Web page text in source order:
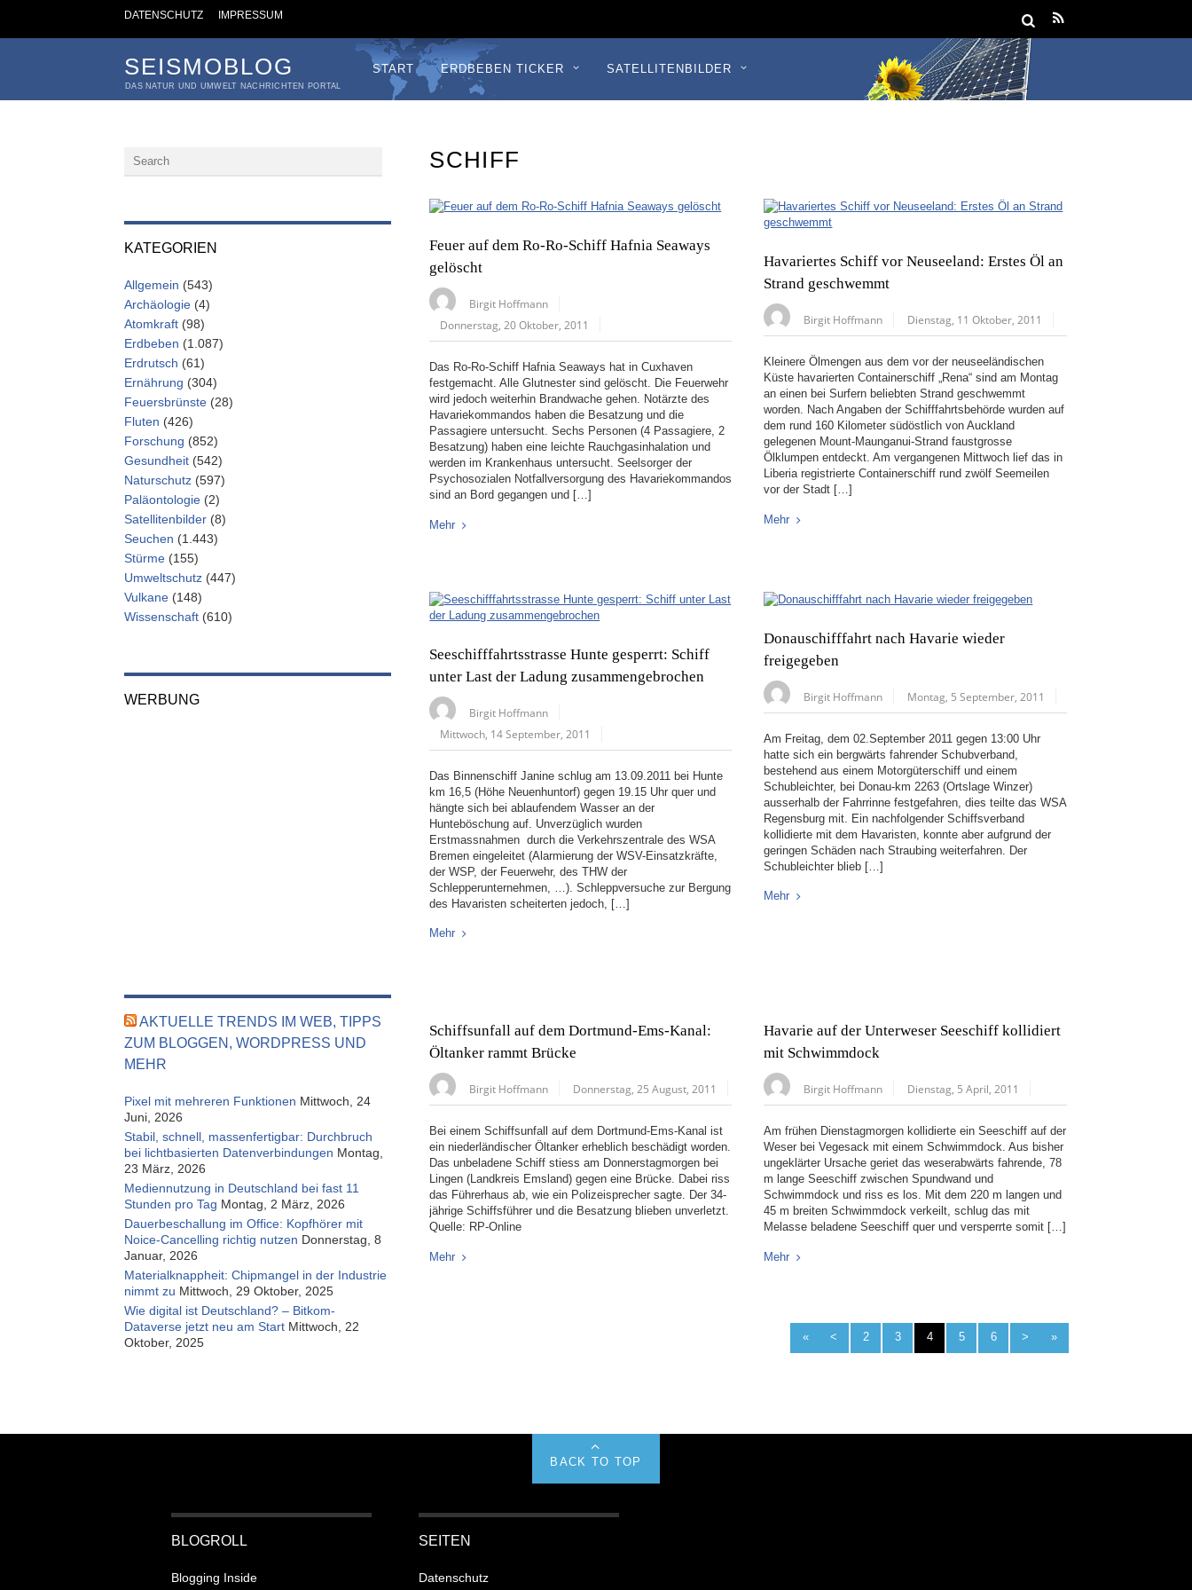
DATENSCHUTZ IMPRESSUM
SEISMOBLOG
DAS NATUR UND UMWELT NACHRICHTEN PORTAL
START ERDBEBEN TICKER SATELLITENBILDER
SCHIFF
Feuer auf dem Ro-Ro-Schiff Hafnia Seaways
gelöscht
Birgit Hoffmann
Donnerstag, 20 Oktober, 2011
Das Ro-Ro-Schiff Hafnia Seaways hat in Cuxhaven
festgemacht. Alle Glutnester sind gelöscht. Die Feuerwehr
wird jedoch weiterhin Brandwache gehen. Notärzte des
Havariekommandos haben die Besatzung und die
Passagiere untersucht. Sechs Personen (4 Passagiere, 2
Besatzung) haben eine leichte Rauchgasinhalation und
werden im Krankenhaus untersucht. Seelsorger der
Psychosozialen Notfallversorgung des Havariekommandos
sind an Bord gegangen und […]
Mehr
Havariertes Schiff vor Neuseeland: Erstes Öl an
Strand geschwemmt
Birgit Hoffmann Dienstag, 11 Oktober, 2011
Kleinere Ölmengen aus dem vor der neuseeländischen
Küste havarierten Containerschiff „Rena“ sind am Montag
an einen bei Surfern beliebten Strand geschwemmt
worden. Nach Angaben der Schifffahrtsbehörde wurden auf
dem rund 160 Kilometer südöstlich von Auckland
gelegenen Mount-Maunganui-Strand faustgrosse
Ölklumpen entdeckt. Am vergangenen Mittwoch lief das in
Liberia registrierte Containerschiff rund zwölf Seemeilen
vor der Stadt […]
Mehr
Seeschifffahrtsstrasse Hunte gesperrt: Schiff
unter Last der Ladung zusammengebrochen
Birgit Hoffmann
Mittwoch, 14 September, 2011
Das Binnenschiff Janine schlug am 13.09.2011 bei Hunte
km 16,5 (Höhe Neuenhuntorf) gegen 19.15 Uhr quer und
hängte sich bei ablaufendem Wasser an der
Hunteböschung auf. Unverzüglich wurden
Erstmassnahmen durch die Verkehrszentrale des WSA
Bremen eingeleitet (Alarmierung der WSV-Einsatzkräfte,
der WSP, der Feuerwehr, des THW der
Schlepperunternehmen, …). Schleppversuche zur Bergung
des Havaristen scheiterten jedoch, […]
Mehr
Donauschifffahrt nach Havarie wieder
freigegeben
Birgit Hoffmann Montag, 5 September, 2011
Am Freitag, dem 02.September 2011 gegen 13:00 Uhr
hatte sich ein bergwärts fahrender Schubverband,
bestehend aus einem Motorgüterschiff und einem
Schubleichter, bei Donau-km 2263 (Ortslage Winzer)
ausserhalb der Fahrrinne festgefahren, dies teilte das WSA
Regensburg mit. Ein nachfolgender Schiffsverband
kollidierte mit dem Havaristen, konnte aber aufgrund der
geringen Schäden nach Straubing weiterfahren. Der
Schubleichter blieb […]
Mehr
Schiffsunfall auf dem Dortmund-Ems-Kanal:
Öltanker rammt Brücke
Birgit Hoffmann Donnerstag, 25 August, 2011
Bei einem Schiffsunfall auf dem Dortmund-Ems-Kanal ist
ein niederländischer Öltanker erheblich beschädigt worden.
Das unbeladene Schiff stiess am Donnerstagmorgen bei
Lingen (Landkreis Emsland) gegen eine Brücke. Dabei riss
das Führerhaus ab, wie ein Polizeisprecher sagte. Der 34-
jährige Schiffsführer und die Besatzung blieben unverletzt.
Quelle: RP-Online
Mehr
Havarie auf der Unterweser Seeschiff kollidiert
mit Schwimmdock
Birgit Hoffmann Dienstag, 5 April, 2011
Am frühen Dienstagmorgen kollidierte ein Seeschiff auf der
Weser bei Vegesack mit einem Schwimmdock. Aus bisher
ungeklärter Ursache geriet das weserabwärts fahrende, 78
m lange Seeschiff zwischen Spundwand und
Schwimmdock und riss es los. Mit dem 220 m langen und
45 m breiten Schwimmdock verkeilt, schlug das mit
Melasse beladene Seeschiff quer und versperrte somit […]
Mehr
« < 2 3 4 5 6 > »
KATEGORIEN
Allgemein (543)
Archäologie (4)
Atomkraft (98)
Erdbeben (1.087)
Erdrutsch (61)
Ernährung (304)
Feuersbrünste (28)
Fluten (426)
Forschung (852)
Gesundheit (542)
Naturschutz (597)
Paläontologie (2)
Satellitenbilder (8)
Seuchen (1.443)
Stürme (155)
Umweltschutz (447)
Vulkane (148)
Wissenschaft (610)
WERBUNG
AKTUELLE TRENDS IM WEB, TIPPS
ZUM BLOGGEN, WORDPRESS UND
MEHR
Pixel mit mehreren Funktionen Mittwoch, 24
Juni, 2026
Stabil, schnell, massenfertigbar: Durchbruch
bei lichtbasierten Datenverbindungen Montag,
23 März, 2026
Mediennutzung in Deutschland bei fast 11
Stunden pro Tag Montag, 2 März, 2026
Dauerbeschallung im Office: Kopfhörer mit
Noice-Cancelling richtig nutzen Donnerstag, 8
Januar, 2026
Materialknappheit: Chipmangel in der Industrie
nimmt zu Mittwoch, 29 Oktober, 2025
Wie digital ist Deutschland? – Bitkom-
Dataverse jetzt neu am Start Mittwoch, 22
Oktober, 2025
BACK TO TOP
BLOGROLL
Blogging Inside
SEITEN
Datenschutz